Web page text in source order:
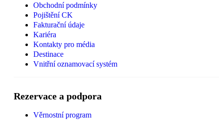
Obchodní podmínky
Pojištění CK
Fakturační údaje
Kariéra
Kontakty pro média
Destinace
Vnitřní oznamovací systém
Rezervace a podpora
Věrnostní program